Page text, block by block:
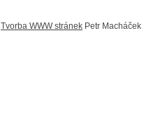
Tvorba WWW stránek Petr Macháček